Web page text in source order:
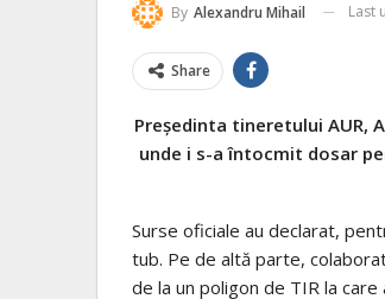
By Alexandru Mihail Last
Share
Președinta tineretului AUR,
unde i s-a întocmit dosar
Surse oficiale au declarat,
tub. Pe de altă parte,
de la un poligon de TIR la